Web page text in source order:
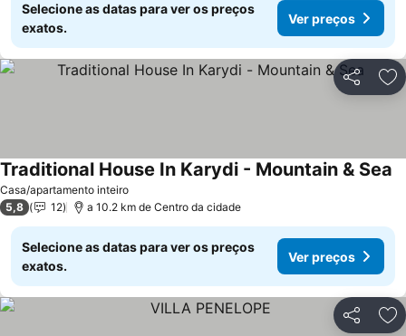
Selecione as datas para ver os preços
exatos.
Ver preços
Partilhar
Casa/apartamento inteiro
Traditional House In Karydi - Mountain & Sea
5,8 12 a 10.2 km de Centro da cidade
Selecione as datas para ver os preços
exatos.
Ver preços
Partilhar